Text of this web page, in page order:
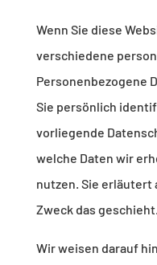
Wenn Sie diese
verschiedene
Personenbezogene
Sie persönlich
vorliegende
welche Daten wir
nutzen. Sie erläutert
Zweck das geschieht.
Wir weisen darauf